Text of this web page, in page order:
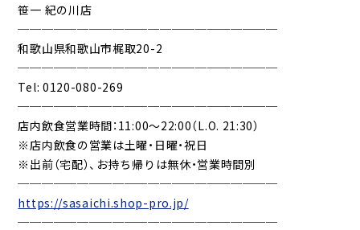
笹一 紀の川店
──────────────────────
和歌山県和歌山市梶取20-2
──────────────────────
Tel: 0120-080-269
──────────────────────
店内飲食営業時間：11:00～22:00（L.O. 21:30）
※店内飲食の営業は土曜・日曜・祝日
※出前（宅配）、お持ち帰りは無休・営業時間別
──────────────────────
https://sasaichi.shop-pro.jp/
──────────────────────